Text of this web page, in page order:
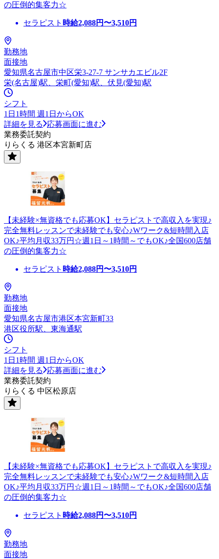
の圧倒的集客力☆
セラピスト 時給2,088円〜3,510円
勤務地
面接地
愛知県名古屋市中区栄3-27-7 サンサカエビル2F
栄(名古屋)駅、栄町(愛知)駅、伏見(愛知)駅
シフト
1日1時間 週1日からOK
詳細を見る
応募画面に進む
業務委託契約
りらくる 港区本宮新町店
【未経験×無資格でも応募OK】セラピストで高収入を実現♪
完全無料レッスンで未経験でも安心♪Wワーク&短時間入店
OK♪平均月収33万円☆週1日～1時間～でもOK♪全国600店舗
の圧倒的集客力☆
セラピスト 時給2,088円〜3,510円
勤務地
面接地
愛知県名古屋市港区本宮新町33
港区役所駅、東海通駅
シフト
1日1時間 週1日からOK
詳細を見る
応募画面に進む
業務委託契約
りらくる 中区松原店
【未経験×無資格でも応募OK】セラピストで高収入を実現♪
完全無料レッスンで未経験でも安心♪Wワーク&短時間入店
OK♪平均月収33万円☆週1日～1時間～でもOK♪全国600店舗
の圧倒的集客力☆
セラピスト 時給2,088円〜3,510円
勤務地
面接地